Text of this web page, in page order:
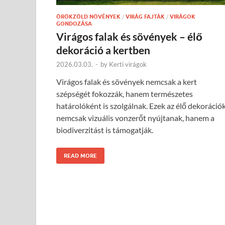
ÖRÖKZÖLD NÖVÉNYEK / VIRÁG FAJTÁK / VIRÁGOK
GONDOZÁSA
Virágos falak és sövények – élő
dekoráció a kertben
2026.03.03. - by Kerti virágok
Virágos falak és sövények nemcsak a kert
szépségét fokozzák, hanem természetes
határolóként is szolgálnak. Ezek az élő
nemcsak vizuális vonzerőt nyújtanak, hanem a
biodiverzitást is támogatják.
READ MORE